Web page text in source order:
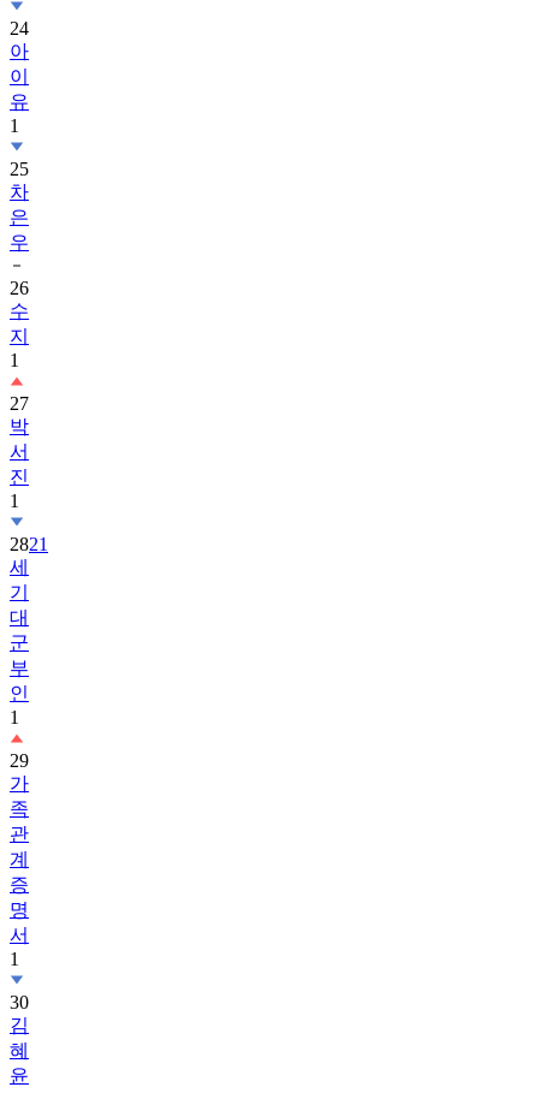
24
아
이
유
1
25
차
은
우
26
수
지
1
27
박
서
진
1
2821
세
기
대
군
부
인
1
29
가
족
관
계
증
명
서
1
30
김
혜
윤